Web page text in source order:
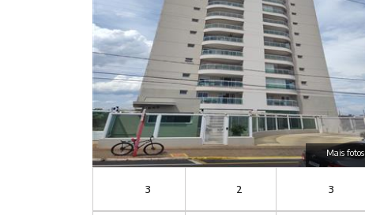
Mais fotos
3 2 3